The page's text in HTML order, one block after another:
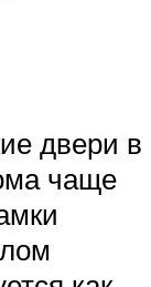
двери в
чаще